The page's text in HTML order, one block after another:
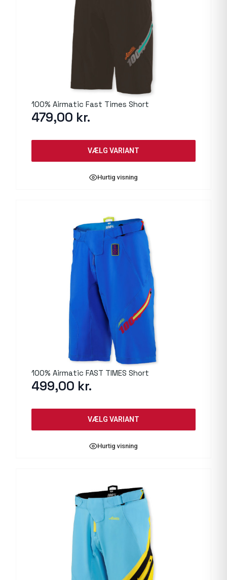
100% Airmatic Fast Times Short
479,00 kr.
VÆLG VARIANT
Hurtig visning
100% Airmatic FAST TIMES Short
499,00 kr.
VÆLG VARIANT
Hurtig visning